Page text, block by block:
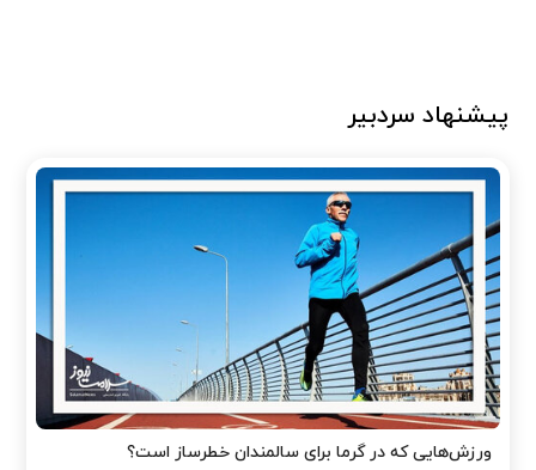
پیشنهاد سردبیر
ورزش‌هایی که در گرما برای سالمندان خطرساز است؟